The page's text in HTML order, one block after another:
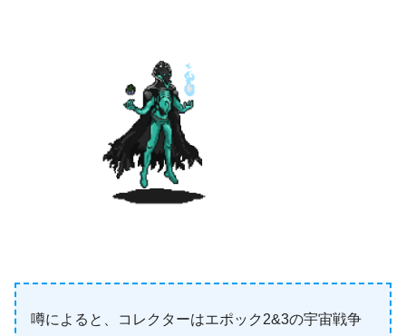
噂によると、コレクターはエポック2&3の宇宙戦争